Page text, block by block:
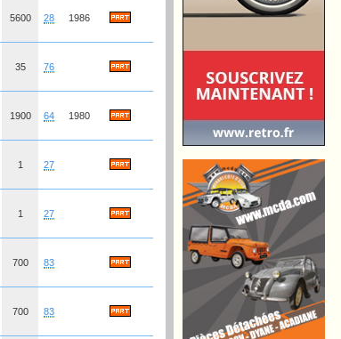
5600 28 1986
35 76
1900 64 1980
1 27
1 27
700 83
700 83